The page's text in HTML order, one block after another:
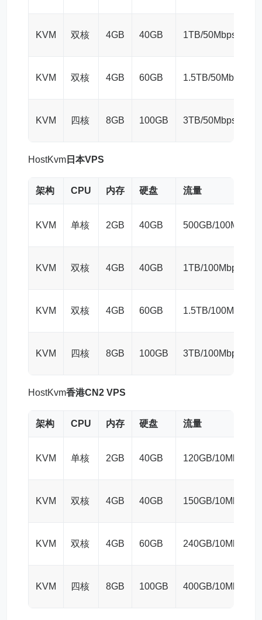
KVM 双核 4GB 40GB 1TB/50Mbps
KVM 双核 4GB 60GB 1.5TB/50Mbps
KVM 四核 8GB 100GB 3TB/50Mbps
HostKvm 日本VPS
架构 CPU 内存 硬盘 流量
KVM 单核 2GB 40GB 500GB/100Mbps
KVM 双核 4GB 40GB 1TB/100Mbps
KVM 双核 4GB 60GB 1.5TB/100Mbps
KVM 四核 8GB 100GB 3TB/100Mbps
HostKvm香港CN2 VPS
架构 CPU 内存 硬盘 流量
KVM 单核 2GB 40GB 120GB/10Mbps
KVM 双核 4GB 40GB 150GB/10Mbps
KVM 双核 4GB 60GB 240GB/10Mbps
KVM 四核 8GB 100GB 400GB/10Mbps